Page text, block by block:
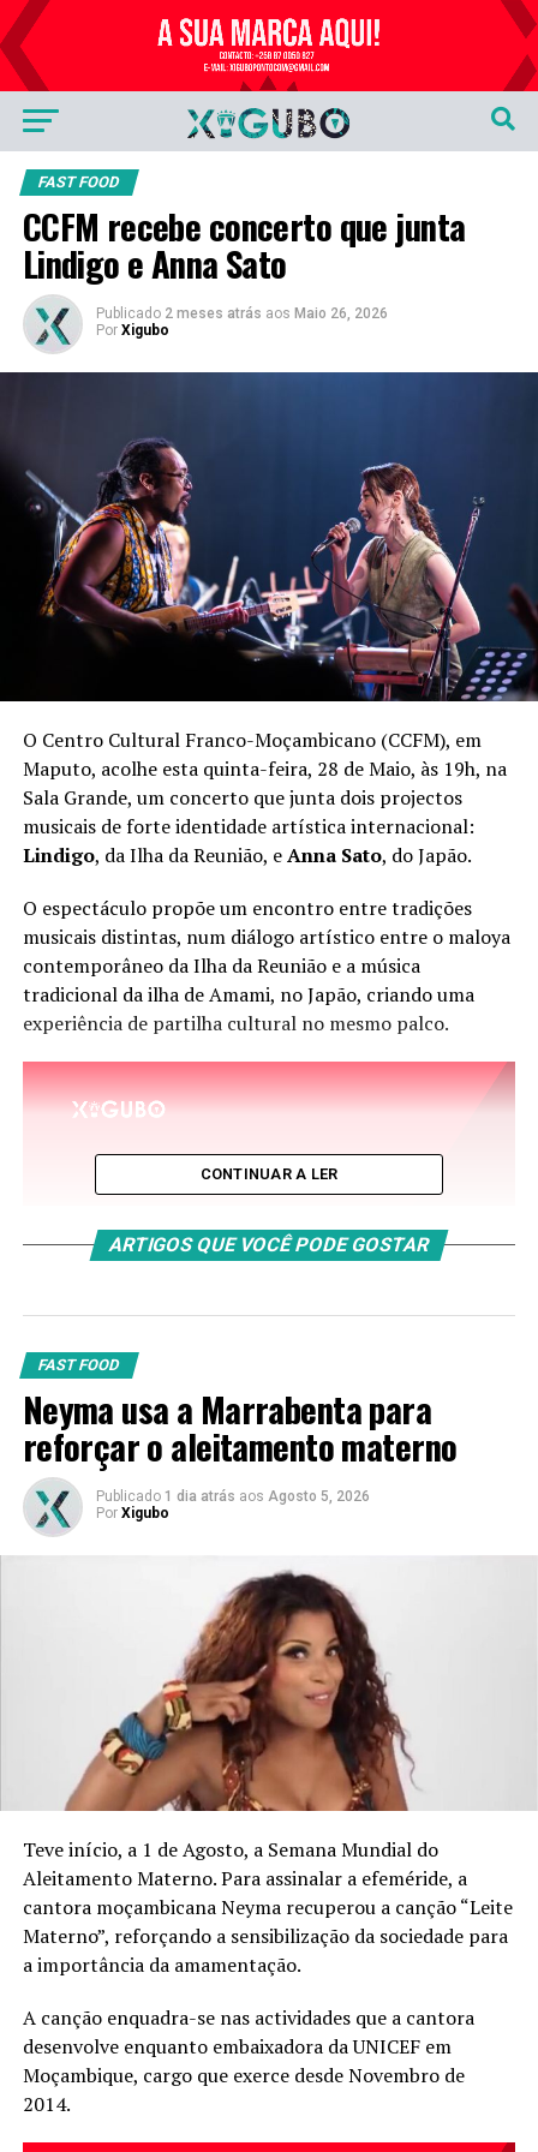
Publicidade
FAST FOOD
CCFM recebe concerto que junta
Lindigo e Anna Sato
Publicado 2 meses atrás aos Maio 26, 2026
Por Xigubo
O Centro Cultural Franco-Moçambicano (CCFM), em
Maputo, acolhe esta quinta-feira, 28 de Maio, às 19h, na
Sala Grande, um concerto que junta dois projectos
musicais de forte identidade artística internacional:
Lindigo, da Ilha da Reunião, eAnna Sato, do Japão.
O espectáculo propõe um encontro entre tradições
musicais distintas, num diálogo artístico entre o maloya
contemporâneo da Ilha da Reunião e a música
tradicional da ilha de Amami, no Japão, criando uma
experiência de partilha cultural no mesmo palco.
Liderado por Olivier Araste, o projecto Lindigo é uma
das principais referências do maloya contemporâneo,
destacando-se pela energia colectiva das suas actuações
e pela intensidade rítmica das suas composições,
Reunião.
Já Anna Sato é reconhecida como uma das vozes mais
expressivas da ilha de Amami, com um percurso que
cruza a música tradicional japonesa, colaborações
diferentes linguagens sonoras.
Em palco, os dois projectos apresentam um concerto
especial construído a partir do encontro entre estas
CONTINUAR A LER
ARTIGOS QUE VOCÊ PODE GOSTAR
FAST FOOD
Neyma usa a Marrabenta para
reforçar o aleitamento materno
Publicado 1 dia atrás aos Agosto 5, 2026
Por Xigubo
Teve início, a 1 de Agosto, a Semana Mundial do
Aleitamento Materno. Para assinalar a efeméride, a
cantora moçambicana Neyma recuperou a canção “Leite
Materno”, reforçando a sensibilização da sociedade para
a importância da amamentação.
A canção enquadra-se nas actividades que a cantora
desenvolve enquanto embaixadora da UNICEF em
Moçambique, cargo que exerce desde Novembro de
2014.